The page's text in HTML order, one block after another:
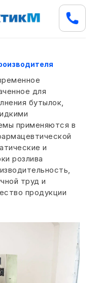
для
бутылок,
применяются в
и
розлива
труд и
продукции